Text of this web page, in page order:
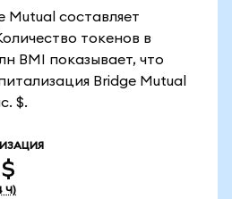
Mutual составляет
токенов в
BMI показывает, что
Bridge Mutual
$.
Ч)